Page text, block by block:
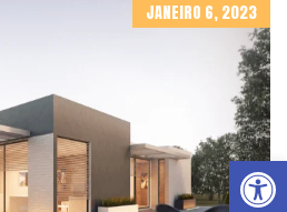
Abrir a barra de ferramentas
JANEIRO 6, 2023